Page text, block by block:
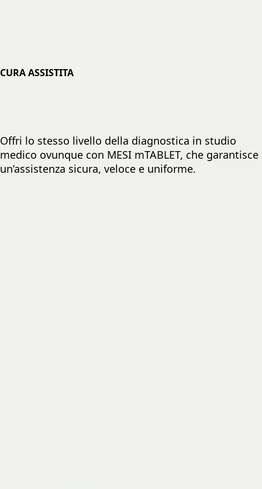
CURA ASSISTITA
Offri lo stesso livello della diagnostica in studio
medico ovunque con MESI mTABLET, che garantisce
un’assistenza sicura, veloce e uniforme.